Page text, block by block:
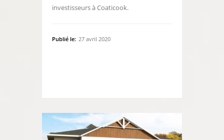
investisseurs à Coaticook.
Publié le: 27 avril 2020